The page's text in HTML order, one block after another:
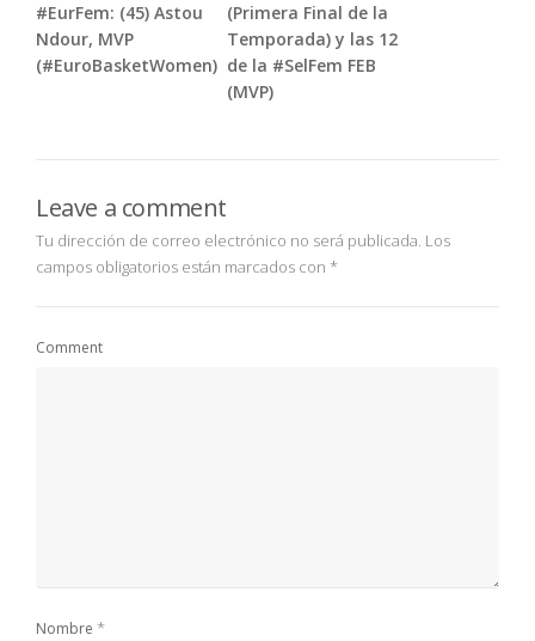
#EurFem: (45) Astou
Ndour, MVP
(#EuroBasketWomen)
(Primera Final de la
Temporada) y las 12
de la #SelFem FEB
(MVP)
Leave a comment
Tu dirección de correo electrónico no será publicada. Los
campos obligatorios están marcados con *
Comment
Nombre *